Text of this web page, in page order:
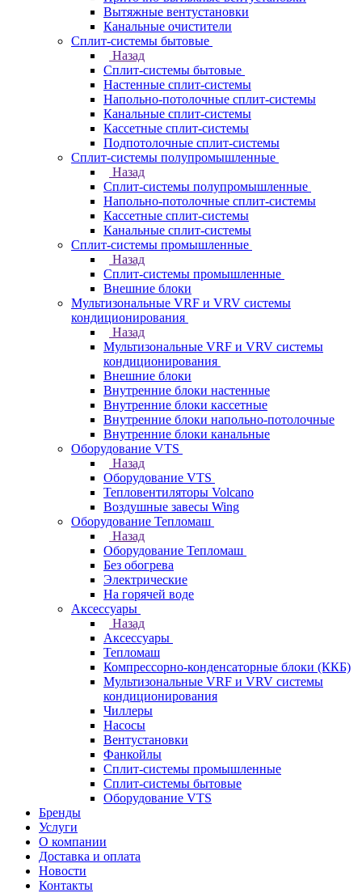
Вытяжные вентустановки
Канальные очистители
Сплит-системы бытовые
Назад
Сплит-системы бытовые
Настенные сплит-системы
Напольно-потолочные сплит-системы
Канальные сплит-системы
Кассетные сплит-системы
Подпотолочные сплит-системы
Сплит-системы полупромышленные
Назад
Сплит-системы полупромышленные
Напольно-потолочные сплит-системы
Кассетные сплит-системы
Канальные сплит-системы
Сплит-системы промышленные
Назад
Сплит-системы промышленные
Внешние блоки
Мультизональные VRF и VRV системы
кондиционирования
Назад
Мультизональные VRF и VRV системы
кондиционирования
Внешние блоки
Внутренние блоки настенные
Внутренние блоки кассетные
Внутренние блоки напольно-потолочные
Внутренние блоки канальные
Оборудование VTS
Назад
Оборудование VTS
Тепловентиляторы Volcano
Воздушные завесы Wing
Оборудование Тепломаш
Назад
Оборудование Тепломаш
Без обогрева
Электрические
На горячей воде
Аксессуары
Назад
Аксессуары
Тепломаш
Компрессорно-конденсаторные блоки (ККБ)
Мультизональные VRF и VRV системы
кондиционирования
Чиллеры
Насосы
Вентустановки
Фанкойлы
Сплит-системы промышленные
Сплит-системы бытовые
Оборудование VTS
Бренды
Услуги
О компании
Доставка и оплата
Новости
Контакты